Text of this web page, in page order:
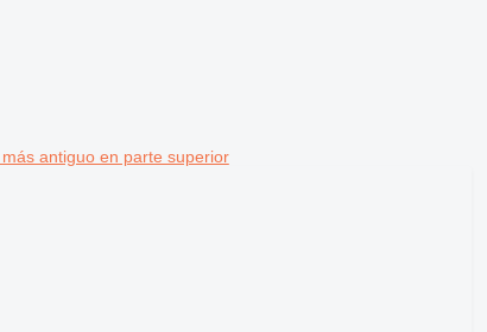
antiguo en parte superior